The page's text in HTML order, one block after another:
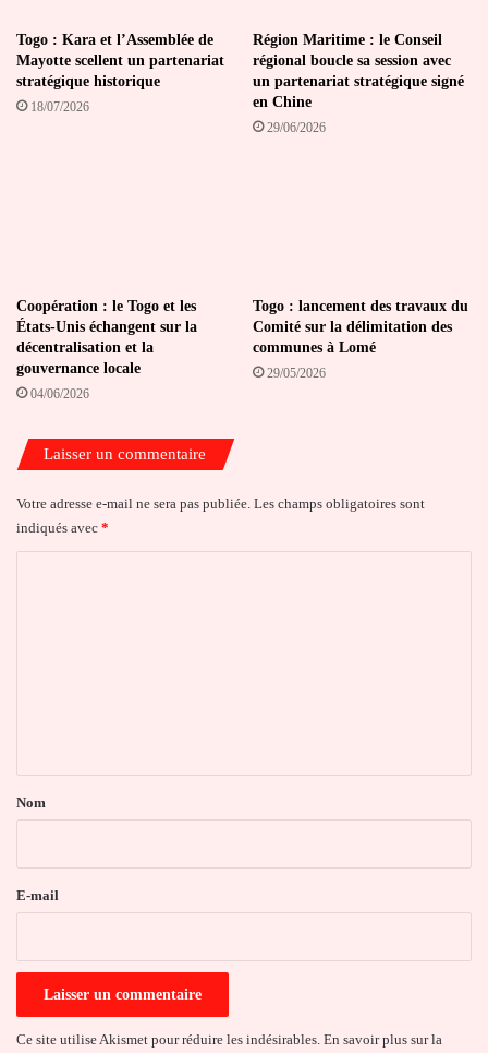
Togo : Kara et l’Assemblée de
Mayotte scellent un partenariat
stratégique historique
18/07/2026
Région Maritime : le Conseil
régional boucle sa session avec
un partenariat stratégique signé
en Chine
29/06/2026
Coopération : le Togo et les
États-Unis échangent sur la
décentralisation et la
gouvernance locale
04/06/2026
Togo : lancement des travaux du
Comité sur la délimitation des
communes à Lomé
29/05/2026
Laisser un commentaire
Votre adresse e-mail ne sera pas publiée. Les champs obligatoires sont
indiqués avec *
a
e
Nom
E-mail
Ce site utilise Akismet pour réduire les indésirables. En savoir plus sur la